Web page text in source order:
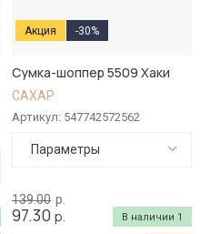
Акция -30%
Сумка-шоппер 5509 Хаки
САХАР
Артикул: 547742572562
Параметры
В наличии 1
139.00 р.
97.30 р.